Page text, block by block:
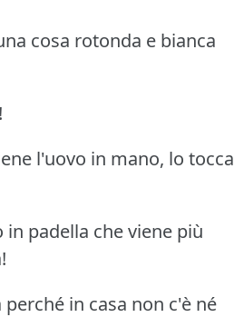
cosa rotonda e bianca
l'uovo in mano, lo tocca
in padella che viene più
in casa non c'è né